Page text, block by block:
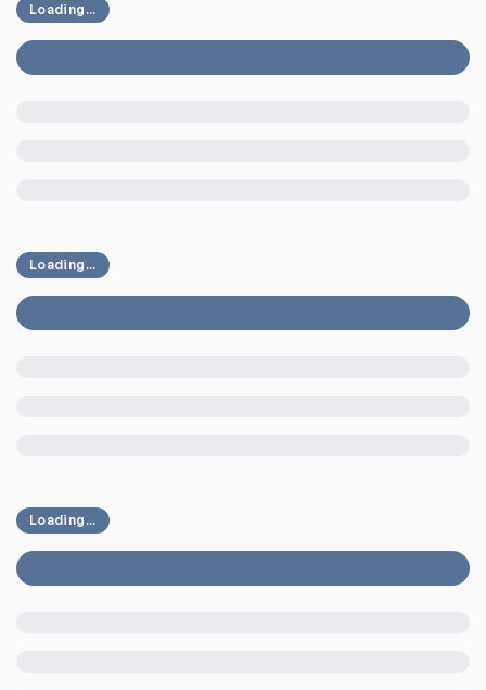
Loading...
Loading...
Loading...